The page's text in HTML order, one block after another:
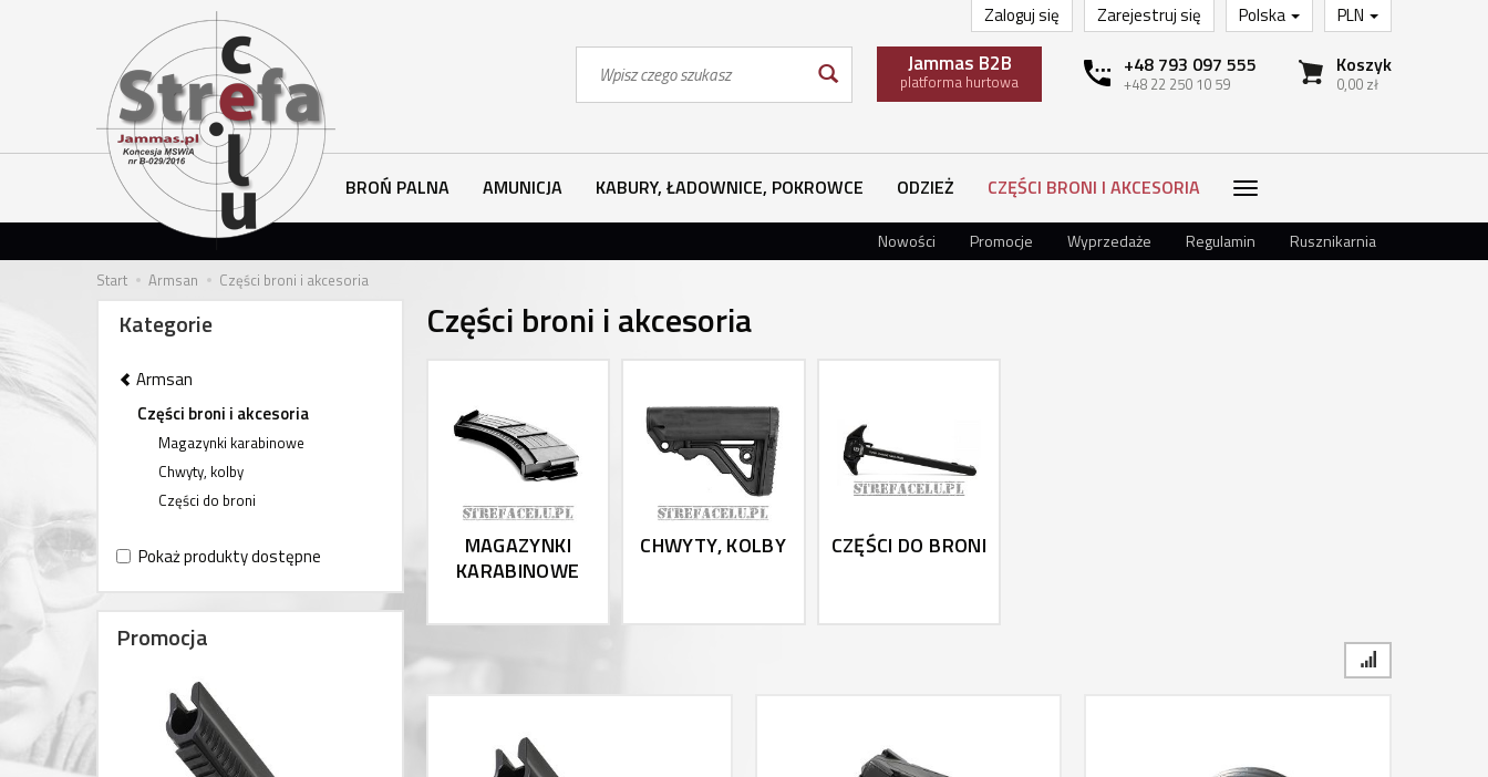
PLN
Polska
Zarejestruj się
Zaloguj się
Koszyk
0,00 zł
+48 793 097 555
+48 22 250 10 59
Jammas B2B
platforma hurtowa
BROŃ PALNA AMUNICJA KABURY, ŁADOWNICE, POKROWCE ODZIEŻ CZĘŚCI BRONI I AKCESORIA
Nowości Promocje Wyprzedaże Regulamin Rusznikarnia
Start Armsan Części broni i akcesoria
Części broni i akcesoria
MAGAZYNKI
KARABINOWE
CHWYTY, KOLBY CZĘŚCI DO BRONI
Kategorie
Armsan
Części broni i akcesoria
Magazynki karabinowe
Chwyty, kolby
Części do broni
Pokaż produkty dostępne
Promocja